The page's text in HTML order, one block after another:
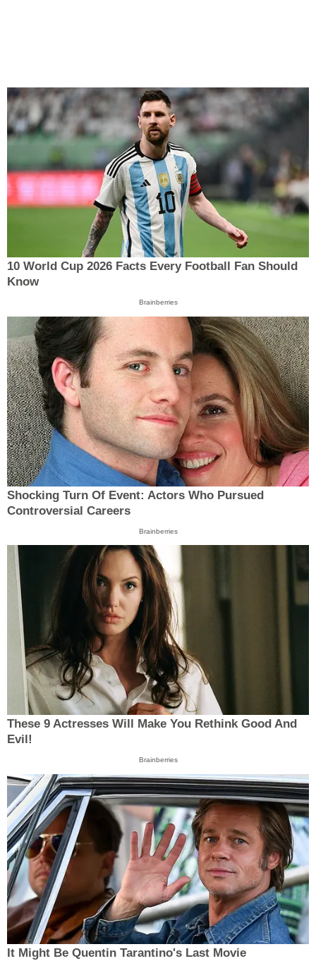
10 World Cup 2026 Facts Every Football Fan Should
Know
Brainberries
Shocking Turn Of Event: Actors Who Pursued
Controversial Careers
Brainberries
These 9 Actresses Will Make You Rethink Good And
Evil!
Brainberries
It Might Be Quentin Tarantino's Last Movie